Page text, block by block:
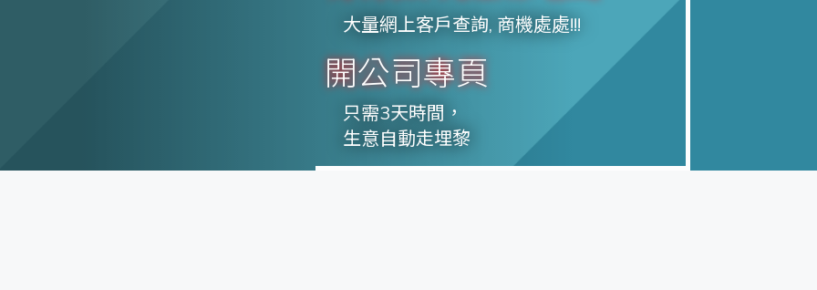
大量網上客戶查詢, 商機處處!!!
開公司專頁
只需3天時間，
生意自動走埋黎